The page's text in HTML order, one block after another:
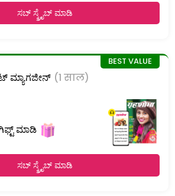
ಸಬ್ ಸ್ಕ್ರೈಬ್ ಮಾಡಿ
ಮ್ಯಾಗಜೀನ್ (1 साल)
ಮಾಡಿ
ಸಬ್ ಸ್ಕ್ರೈಬ್ ಮಾಡಿ